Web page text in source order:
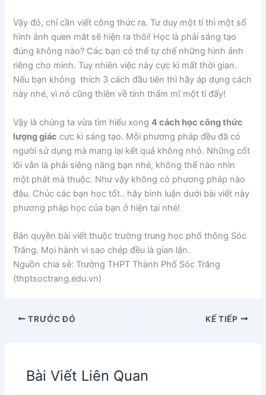
Vậy đó, chỉ cần viết công thức ra. Tư duy một tí thì một số
hình ảnh quen mắt sẽ hiện ra thôi! Học là phải sáng tạo
đúng không nào? Các bạn có thể tự chế những hình ảnh
riêng cho mình. Tuy nhiên việc này cực kì mất thời gian.
Nếu bạn không thích 3 cách đầu tiên thì hãy áp dụng cách
này nhé, vì nó cũng thiên về tính thẩm mĩ một tí đấy!
Vậy là chúng ta vừa tìm hiểu xong4 cách học công thức
lượng giác cực kì sáng tạo. Mỗi phương pháp đều đã có
người sử dụng mà mang lại kết quả không nhỏ. Những cốt
lõi vẫn là phải siêng năng bạn nhé, không thể nào nhìn
một phát mà thuộc. Như vậy không có phương pháp nào
đâu. Chúc các bạn học tốt.. hãy bình luận dưới bài viết này
phương pháp học của bạn ở hiện tại nhé!
Bản quyền bài viết thuộc trường trung học phổ thông Sóc
Trăng. Mọi hành vi sao chép đều là gian lận.
Nguồn chia sẻ: Trường THPT Thành Phố Sóc Trăng
(thptsoctrang.edu.vn)
TRƯỚC ĐÓ KẾ TIẾP
Bài Viết Liên Quan